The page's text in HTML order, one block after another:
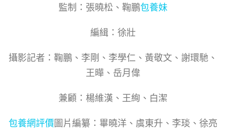
監制：張曉松、鞠鵬包養妹
編緝：徐壯
攝影記者：鞠鵬、李剛、李學仁、黃敬文、謝環馳、
王曄、岳月偉
兼顧：楊維漢、王絢、白潔
包養網評價圖片編纂：畢曉洋、虞東升、李琰、徐亮